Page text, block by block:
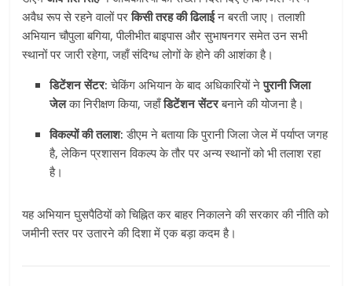
अवैध रूप से रहने वालों परकिसी तरह की ढिलाईन बरती जाए। तलाशी
अभियान चौपुला बगिया, पीलीभीत बाइपास और सुभाषनगर समेत उन सभी
स्थानों पर जारी रहेगा, जहाँ संदिग्ध लोगों के होने की आशंका है।
डिटेंशन सेंटर: चेकिंग अभियान के बाद अधिकारियों नेपुरानी जिला
जेलका निरीक्षण किया, जहाँडिटेंशन सेंटरबनाने की योजना है।
विकल्पों की तलाश: डीएम ने बताया कि पुरानी जिला जेल में पर्याप्त जगह
है, लेकिन प्रशासन विकल्प के तौर पर अन्य स्थानों को भी तलाश रहा
है।
यह अभियान घुसपैठियों को चिह्नित कर बाहर निकालने की सरकार की नीति को
जमीनी स्तर पर उतारने की दिशा में एक बड़ा कदम है।